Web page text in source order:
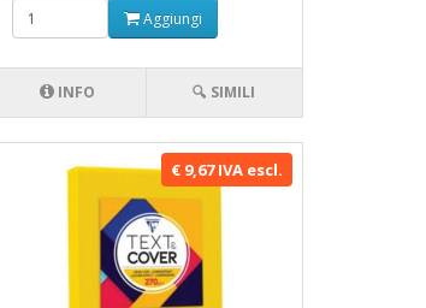
Aggiungi
INFO 🔍 SIMILI
€ 9,67 IVA escl.